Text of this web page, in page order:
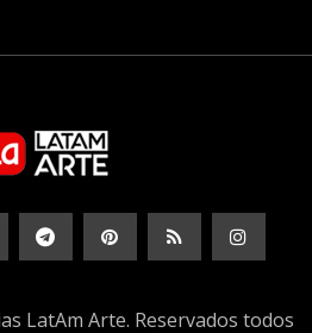
LatAm Arte. Reservados todos